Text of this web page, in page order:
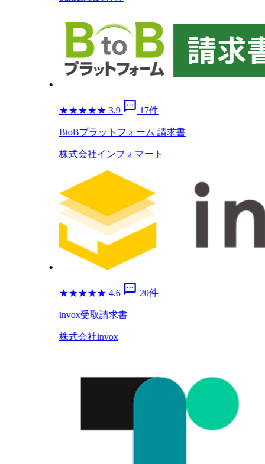
★★★★★ 3.9 sms 17件
BtoBプラットフォーム 請求書
株式会社インフォマート
★★★★★ 4.6 sms 20件
invox受取請求書
株式会社invox